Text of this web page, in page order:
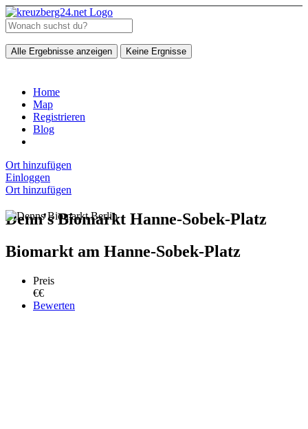
Alle Ergebnisse anzeigen Keine Ergnisse
Home
Map
Registrieren
Blog
Ort hinzufügen
Einloggen
Ort hinzufügen
Denn's Biomarkt Hanne-Sobek-Platz
Biomarkt am Hanne-Sobek-Platz
Preis
€€
Bewerten